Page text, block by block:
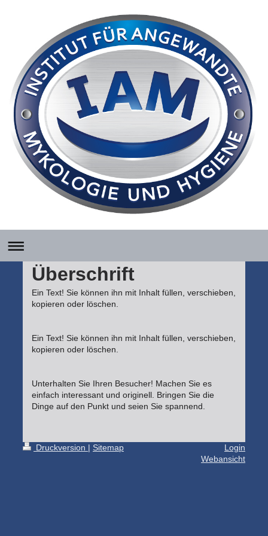
Überschrift
Ein Text! Sie können ihn mit Inhalt füllen, verschieben,
kopieren oder löschen.
Ein Text! Sie können ihn mit Inhalt füllen, verschieben,
kopieren oder löschen.
Unterhalten Sie Ihren Besucher! Machen Sie es
einfach interessant und originell. Bringen Sie die
Dinge auf den Punkt und seien Sie spannend.
Druckversion | Sitemap
Login
Webansicht